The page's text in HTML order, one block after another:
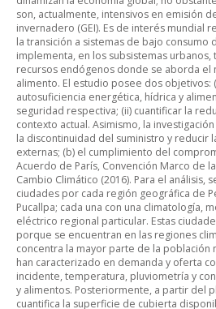
son, actualmente, intensivos en emisión
invernadero (GEI). Es de interés mundial
la transición a sistemas de bajo consumo
implementa, en los subsistemas
recursos endógenos donde se aborda el
alimento. El estudio posee dos
autosuficiencia energética, hídrica y
seguridad respectiva; (ii) cuantificar la
contexto actual. Asimismo, la
la discontinuidad del suministro y reducir
externas; (b) el cumplimiento del
Acuerdo de París, Convención Marco de
Cambio Climático (2016). Para el análisis,
ciudades por cada región geográfica de
Pucallpa; cada una con una climatología,
eléctrico regional particular. Estas
porque se encuentran en las regiones
concentra la mayor parte de la población
han caracterizado en demanda y oferta
incidente, temperatura, pluviometría y
y alimentos. Posteriormente, a partir del
cuantifica la superficie de cubierta